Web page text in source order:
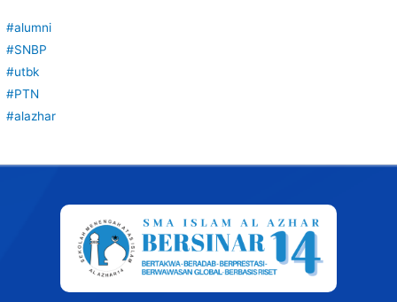
#alumni
#SNBP
#utbk
#PTN
#alazhar